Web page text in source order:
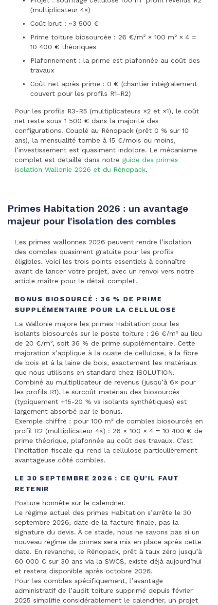
(multiplicateur 4×)
Coût brut : ~3 500 €
Prime toiture biosourcée : 26 €/m² × 100 m² × 4 =
10 400 € théoriques
Plafonnement : la prime est plafonnée au coût des
travaux
Coût net après prime : 0 € (chantier intégralement
couvert pour les profils R1-R2)
Pour les profils R3-R5 (multiplicateurs ×2 et ×1), le coût
net reste sous 1 500 € dans la majorité des
configurations. Couplé au Rénopack (prêt 0 % sur 10
ans), la mensualité tombe à 15 €/mois ou moins,
l’investissement est quasiment indolore. Le mécanisme
complet est détaillé dans notre guide des primes
isolation Wallonie 2026 et du Rénopack.
Primes Habitation 2026 : un avantage
majeur pour l'isolation des combles
Les primes wallonnes 2026 peuvent rendre l’isolation
des combles quasiment gratuite pour les profils
éligibles. Voici les trois points essentiels à connaître
avant de lancer votre projet, avec un renvoi vers notre
article maître pour le détail complet.
BONUS BIOSOURCÉ : 36 % DE PRIME
SUPPLÉMENTAIRE POUR LA CELLULOSE
La Wallonie majore les primes Habitation pour les
isolants biosourcés sur le poste toiture : 26 €/m² au lieu
de 20 €/m², soit 36 % de prime supplémentaire. Cette
majoration s’applique à la ouate de cellulose, à la fibre
de bois et à la laine de bois, exactement les matériaux
que nous utilisons en standard chez ISOLUTION.
Combiné au multiplicateur de revenus (jusqu’à 6× pour
les profils R1), le surcoût matériau des biosourcés
(typiquement +15-20 % vs isolants synthétiques) est
largement absorbé par le bonus.
Exemple chiffré : pour 100 m² de combles biosourcés en
profil R2 (multiplicateur 4×) : 26 × 100 × 4 = 10 400 € de
prime théorique, plafonnée au coût des travaux. C’est
l’incitation fiscale qui rend la cellulose particulièrement
avantageuse côté combles.
LE 30 SEPTEMBRE 2026 : CE QU’IL FAUT
RETENIR
Posture honnête sur le calendrier.
Le régime actuel des primes Habitation s’arrête le 30
septembre 2026, date de la facture finale, pas la
signature du devis. À ce stade, nous ne savons pas si un
nouveau régime de primes sera mis en place après cette
date. En revanche, le Rénopack, prêt à taux zéro jusqu’à
60 000 € sur 30 ans via la SWCS, existe déjà aujourd’hui
et restera disponible après octobre 2026.
Pour les combles spécifiquement, l’avantage
administratif de l’audit toiture supprimé depuis février
2025 simplifie considérablement le calendrier, un projet